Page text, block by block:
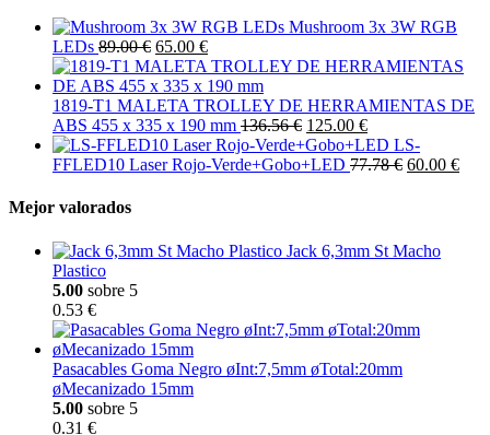
Mushroom 3x 3W RGB
LEDs 89.00 € 65.00 €
1819-T1 MALETA TROLLEY DE HERRAMIENTAS DE
ABS 455 x 335 x 190 mm 136.56 € 125.00 €
LS-
FFLED10 Laser Rojo-Verde+Gobo+LED 77.78 € 60.00 €
Mejor valorados
Jack 6,3mm St Macho
Plastico
5.00 sobre 5
0.53 €
Pasacables Goma Negro øInt:7,5mm øTotal:20mm
øMecanizado 15mm
5.00 sobre 5
0.31 €